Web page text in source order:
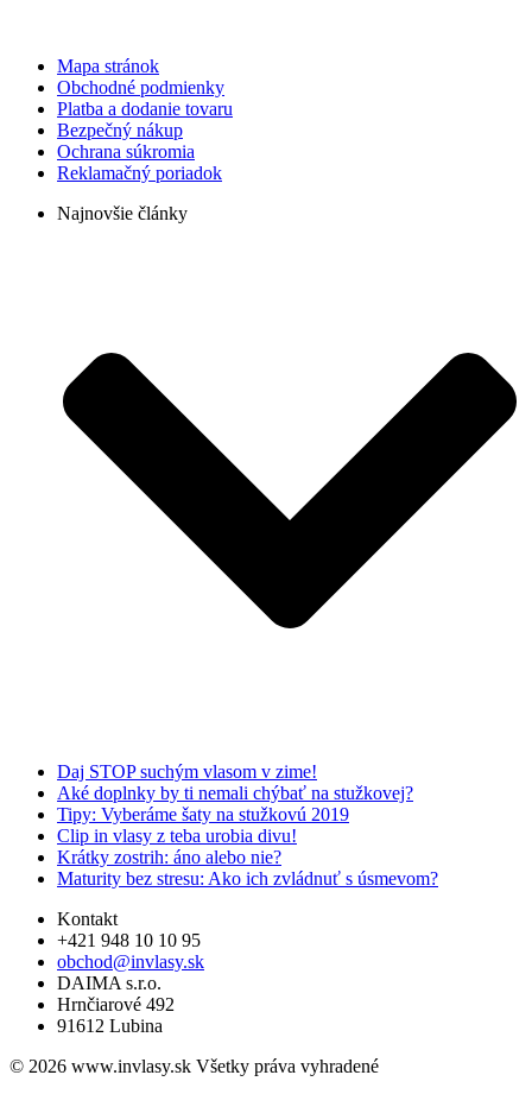
Mapa stránok
Obchodné podmienky
Platba a dodanie tovaru
Bezpečný nákup
Ochrana súkromia
Reklamačný poriadok
Najnovšie články
Daj STOP suchým vlasom v zime!
Aké doplnky by ti nemali chýbať na stužkovej?
Tipy: Vyberáme šaty na stužkovú 2019
Clip in vlasy z teba urobia divu!
Krátky zostrih: áno alebo nie?
Maturity bez stresu: Ako ich zvládnuť s úsmevom?
Kontakt
+421 948 10 10 95
obchod@invlasy.sk
DAIMA s.r.o.
Hrnčiarové 492
91612 Lubina
© 2026 www.invlasy.sk Všetky práva vyhradené